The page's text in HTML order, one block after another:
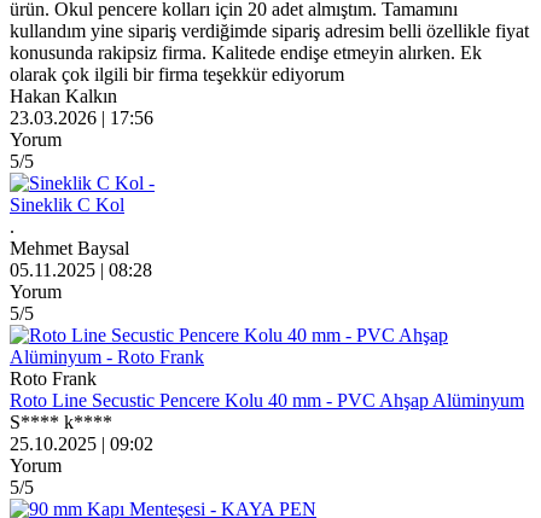
ürün. Okul pencere kolları için 20 adet almıştım. Tamamını
kullandım yine sipariş verdiğimde sipariş adresim belli özellikle fiyat
konusunda rakipsiz firma. Kalitede endişe etmeyin alırken. Ek
olarak çok ilgili bir firma teşekkür ediyorum
Hakan Kalkın
23.03.2026 | 17:56
Yorum
5/5
Sineklik C Kol
.
Mehmet Baysal
05.11.2025 | 08:28
Yorum
5/5
Roto Frank
Roto Line Secustic Pencere Kolu 40 mm - PVC Ahşap Alüminyum
S**** k****
25.10.2025 | 09:02
Yorum
5/5